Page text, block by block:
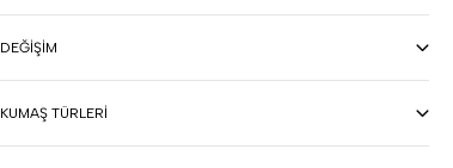
DEĞIŞIM
KUMAŞ TÜRLERI